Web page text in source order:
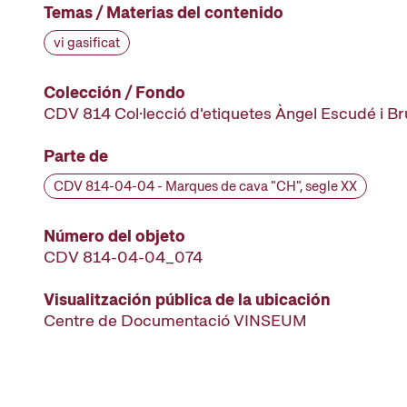
Temas / Materias del contenido
vi gasificat
Colección / Fondo
CDV 814 Col·lecció d'etiquetes Àngel Escudé i
Parte de
CDV 814-04-04 - Marques de cava "CH", segle XX
Número del objeto
CDV 814-04-04_074
Visualitzación pública de la ubicación
Centre de Documentació VINSEUM